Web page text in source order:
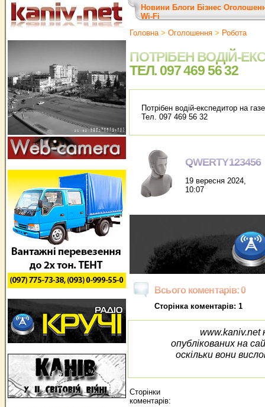
Новини Блоги Бізнес
Wi-Fi
Головна> Оголошення > Робота
ПОТРІБЕН ВОДІЙ-
ТЕЛ. 097 469 56 32
Потрібен водій-експедитор на
Тел. 097 469 56 32
QWERTY123456
19 вересня 2024,
10:07
Всього коментарів: 0
Сторінка коментарів: 1
www.kaniv.net
опублікованих на
оскільки вони
Сторінки
коментарів: